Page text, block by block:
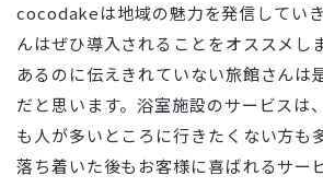
cocodakeは地域の魅力を発信してい
んはぜひ導入されることをオススメし
あるのに伝えきれていない旅館さんは
だと思います。浴室施設のサービスは
も人が多いところに行きたくない方も
落ち着いた後もお客様に喜ばれるサー